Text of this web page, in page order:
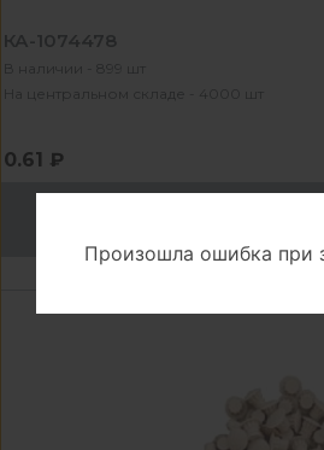
КА-1074478
В наличии - 899 шт
На центральном складе - 4000 шт
0.61 ₽
Произошла ошибка при